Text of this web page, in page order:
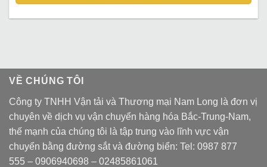
VỀ CHÚNG TÔI
Công ty TNHH Vận tải và Thương mại Nam Long là đơn vị
chuyên về dịch vụ vận chuyển hàng hóa Bắc-Trung-Nam,
thế mạnh của chúng tôi là tập trung vào lĩnh vực vận
chuyển bằng đường sắt và đường biển: Tel: 0987 877
555 – 0906940698 – 02485861061